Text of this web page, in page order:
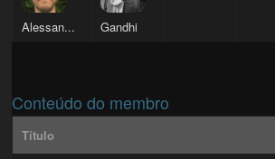
Alessan... Gandhi
Conteúdo do membro
Título